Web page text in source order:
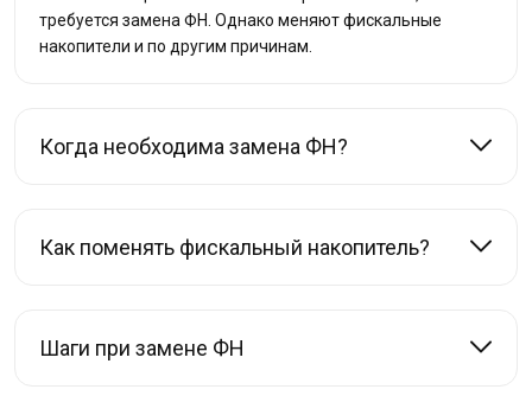
требуется замена ФН. Однако меняют фискальные
накопители и по другим причинам.
Когда необходима замена ФН?
Как поменять фискальный накопитель?
Шаги при замене ФН